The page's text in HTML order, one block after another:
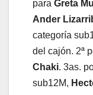
para Greta
Ander
categoría
del cajón. 2ª
Chaki. 3as.
sub12M,